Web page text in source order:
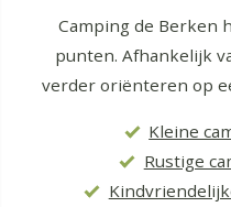
Camping de Berken
punten. Afhankelijk
verder oriënteren op
Kleine
Rustige